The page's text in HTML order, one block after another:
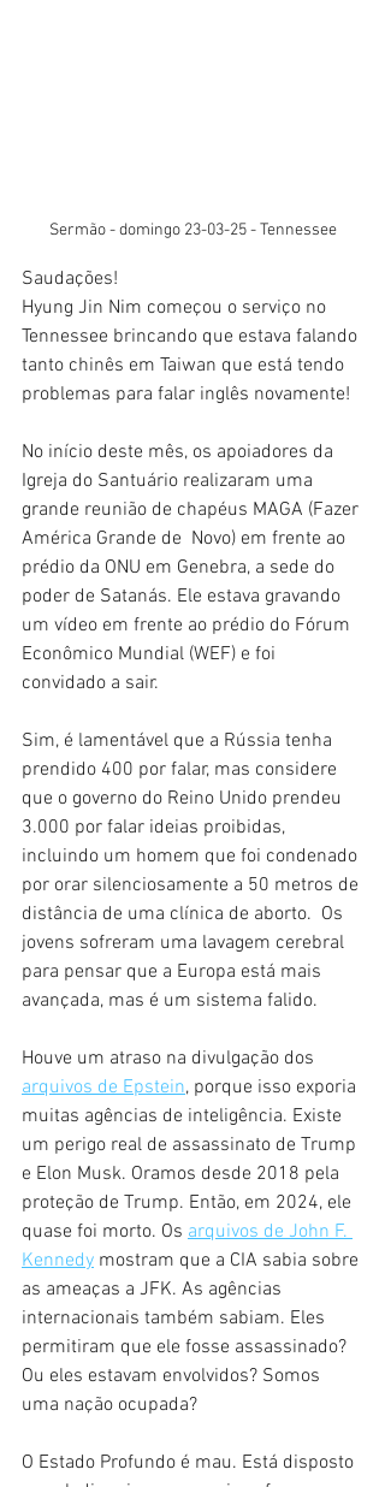
Sermão - domingo 23-03-25 - Tennessee
Saudações!
Hyung Jin Nim começou o serviço no
Tennessee brincando que estava falando
tanto chinês em Taiwan que está tendo
problemas para falar inglês novamente!
No início deste mês, os apoiadores da
Igreja do Santuário realizaram uma
grande reunião de chapéus MAGA (Fazer
América Grande de  Novo) em frente ao
prédio da ONU em Genebra, a sede do
poder de Satanás. Ele estava gravando
um vídeo em frente ao prédio do Fórum
Econômico Mundial (WEF) e foi
convidado a sair.
Sim, é lamentável que a Rússia tenha
prendido 400 por falar, mas considere
que o governo do Reino Unido prendeu
3.000 por falar ideias proibidas,
incluindo um homem que foi condenado
por orar silenciosamente a 50 metros de
distância de uma clínica de aborto.  Os
jovens sofreram uma lavagem cerebral
para pensar que a Europa está mais
avançada, mas é um sistema falido.
Houve um atraso na divulgação dos
arquivos de Epstein, porque isso exporia
muitas agências de inteligência. Existe
um perigo real de assassinato de Trump
e Elon Musk. Oramos desde 2018 pela
proteção de Trump. Então, em 2024, ele
quase foi morto. Os arquivos de John F.
Kennedy mostram que a CIA sabia sobre
as ameaças a JFK. As agências
internacionais também sabiam. Eles
permitiram que ele fosse assassinado?
Ou eles estavam envolvidos? Somos
uma nação ocupada?
O Estado Profundo é mau. Está disposto